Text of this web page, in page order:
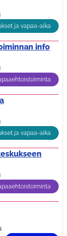
ja vapaa-aika
info
ja vapaa-aika